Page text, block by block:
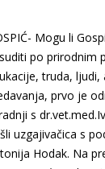
Mogu li
po prirodnim
truda,
prvo je
s
uzgajivačica s
Hodak. Na